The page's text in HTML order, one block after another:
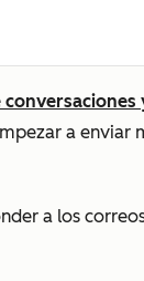
a enviar
a los